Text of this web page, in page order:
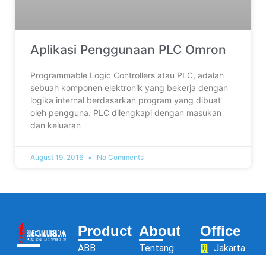
Aplikasi Penggunaan PLC Omron
Programmable Logic Controllers atau PLC, adalah
sebuah komponen elektronik yang bekerja dengan
logika internal berdasarkan program yang dibuat
oleh pengguna. PLC dilengkapi dengan masukan
dan keluaran
August 19, 2016 No Comments
Product
ABB
About
Tentang
Office
Jakarta